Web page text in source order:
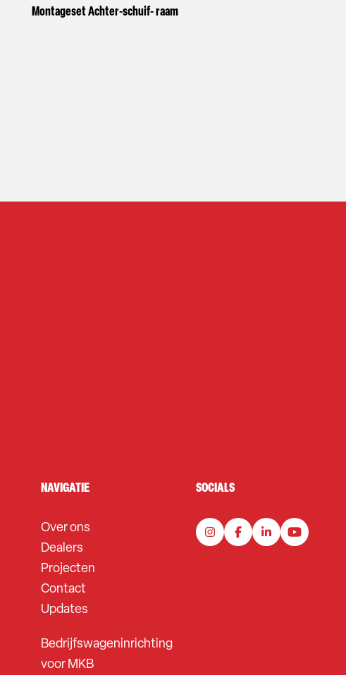
Montageset Achter-schuif- raam
NAVIGATIE
Over ons
Dealers
Projecten
Contact
Updates
Bedrijfswageninrichting
voor MKB
SOCIALS